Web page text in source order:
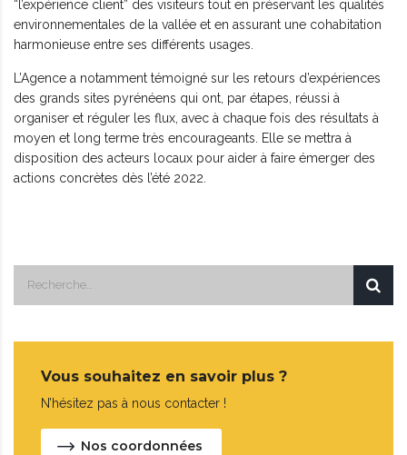
“l’expérience client” des visiteurs tout en préservant les qualités
environnementales de la vallée et en assurant une cohabitation
harmonieuse entre ses différents usages.
L’Agence a notamment témoigné sur les retours d’expériences
des grands sites pyrénéens qui ont, par étapes, réussi à
organiser et réguler les flux, avec à chaque fois des résultats à
moyen et long terme très encourageants. Elle se mettra à
disposition des acteurs locaux pour aider à faire émerger des
actions concrètes dès l’été 2022.
Vous souhaitez en savoir plus ?
N’hésitez pas à nous contacter !
Nos coordonnées